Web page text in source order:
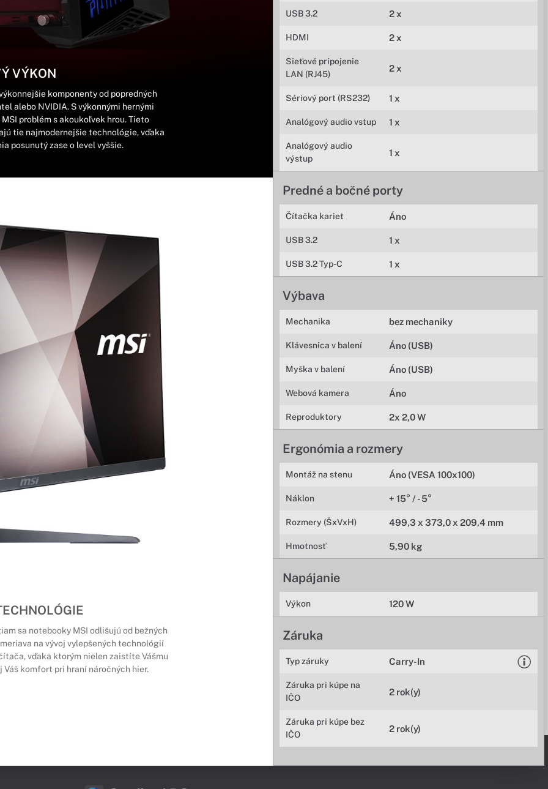
USB 3.2 2 x
HDMI 2 x
Sieťové pripojenie
LAN (RJ45)
2 x
Sériový port (RS232) 1 x
Analógový audio vstup 1 x
Analógový audio
výstup
1 x
Predné a bočné porty
Čítačka kariet Áno
USB 3.2 1 x
USB 3.2 Typ-C 1 x
Výbava
Mechanika bez mechaniky
Klávesnica v balení Áno (USB)
Myška v balení Áno (USB)
Webová kamera Áno
Reproduktory 2x 2,0 W
Ergonómia a rozmery
Montáž na stenu Áno (VESA 100x100)
Náklon + 15° / - 5°
Rozmery (ŠxVxH) 499,3 x 373,0 x 209,4 mm
Hmotnosť 5,90 kg
Napájanie
Výkon 120 W
Záruka
Typ záruky Carry-In
Záruka pri kúpe na
IČO
2 rok(y)
Záruka pri kúpe bez
IČO
2 rok(y)
VÝKON
komponenty od popredných
alebo NVIDIA. S výkonnými hernými
problém s akoukoľvek hrou. Tieto
tie najmodernejšie technológie, vďaka
posunutý zase o level vyššie.
sa notebooky MSI odlišujú od bežných
na vývoj vylepšených technológií
vďaka ktorým nielen zaistíte Vášmu
komfort pri hraní náročných hier.